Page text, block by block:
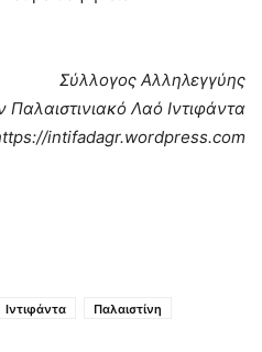
Σύλλογος Αλληλεγγύης
Παλαιστινιακό Λαό Ιντιφάντα
intifadagr.wordpress.com
Ιντιφάντα
Παλαιστίνη